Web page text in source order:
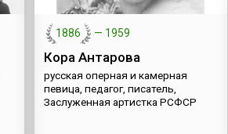
1886 — 1959
Кора Антарова
русская оперная и камерная
певица, педагог, писатель,
Заслуженная артистка РСФСР